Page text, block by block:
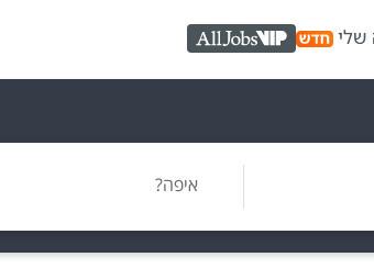
שלי AllJobs VIP
איפה?